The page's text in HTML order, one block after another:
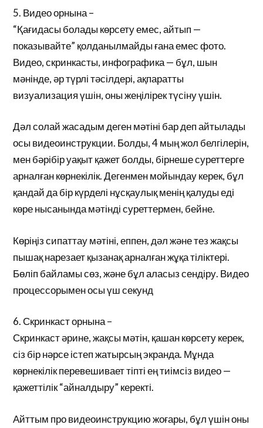
5. Видео орнына –
“Қағидасы болады көрсету емес, айтып —
показывайте” қолданылмайды ғана емес фото.
Видео, скринкасты, инфографика — бұл, шын
мәнінде, әр түрлі тәсілдері, ақпаратты
визуализация үшін, оны жеңілірек түсіну үшін.
Дәл солай жасадым деген мәтіні бар деп айтылады
осы видеоинструкции. Болды, 4 мың жол белгілерін,
мен бәрібір уақыт қажет болды, бірнеше суреттерге
арналған көрнекілік. Дегенмен мойындау керек, бұл
қандай да бір күрделі нұсқаулық менің қалуды еді
көре нысанында мәтінді суреттермен, бейне.
Көріңіз сипаттау мәтіні, еппен, дәл және тез жақсы
пышақ нарезает қызанақ арналған жұқа тіліктері.
Бөліп байламы сөз, және бұл аласыз сендіру. Видео
процессорымен осы үш секунд
6. Скринкаст орнына –
Скринкаст әрине, жақсы мәтін, қашан көрсету керек,
сіз бір нәрсе істеп жатырсың экранда. Мұнда
көрнекілік перевешивает тіпті ең тиімсіз видео —
қажеттілік “айналдыру” керекті.
Айттым про видеоинструкцию жоғары, бұл үшін оны